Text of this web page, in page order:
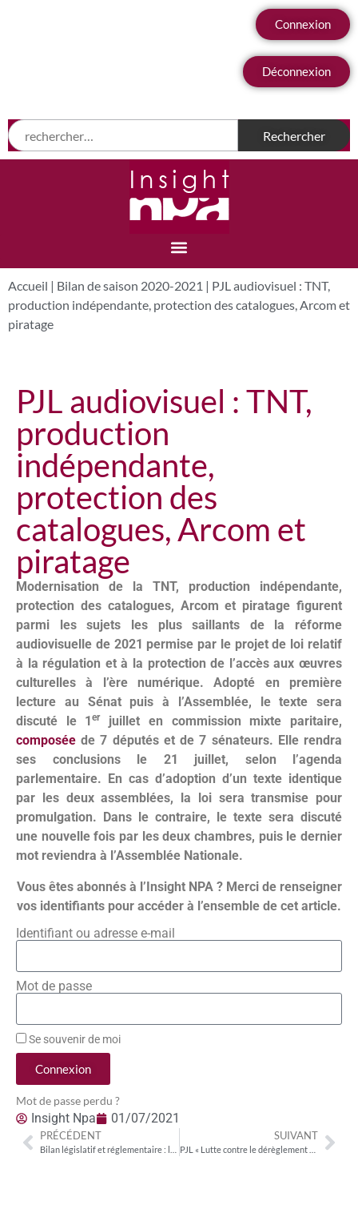
Connexion
Déconnexion
Accueil | Bilan de saison 2020-2021 | PJL audiovisuel : TNT,
production indépendante, protection des catalogues, Arcom et
piratage
PJL audiovisuel : TNT,
production
indépendante,
protection des
catalogues, Arcom et
piratage
Modernisation de la TNT, production indépendante,
protection des catalogues, Arcom et piratage figurent
parmi les sujets les plus saillants de la réforme
audiovisuelle de 2021 permise par le projet de loi relatif
à la régulation et à la protection de l’accès aux œuvres
culturelles à l’ère numérique. Adopté en première
lecture au Sénat puis à l’Assemblée,
le texte sera
discuté
le 1er
juillet en commission mixte paritaire,
composée de 7 députés et de 7 sénateurs. Elle rendra
ses conclusions le 21 juillet, selon l’agenda
parlementaire. En cas d’adoption d’un texte identique
par les deux assemblées, la loi sera transmise pour
promulgation. Dans le contraire, le texte sera discuté
une nouvelle fois par les deux chambres, puis le dernier
mot reviendra à l’Assemblée Nationale.
Vous êtes abonnés à l’Insight NPA ? Merci de renseigner
vos identifiants pour accéder à l’ensemble de cet article.
Identifiant ou adresse e-mail
Mot de passe
Se souvenir de moi
Connexion
Mot de passe perdu ?
Insight Npa 01/07/2021
PRÉCÉDENT SUIVANT